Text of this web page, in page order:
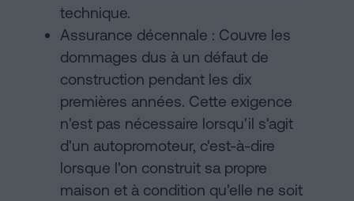
technique.
Assurance décennale : Couvre les
dommages dus à un défaut de
construction pendant les dix
premières années. Cette exigence
n'est pas nécessaire lorsqu'il s'agit
d'un autopromoteur, c'est-à-dire
lorsque l'on construit sa propre
maison et à condition qu'elle ne soit